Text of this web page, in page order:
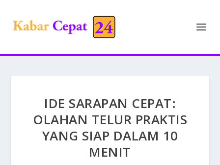
IDE SARAPAN CEPAT:
OLAHAN TELUR PRAKTIS
YANG SIAP DALAM 10
MENIT